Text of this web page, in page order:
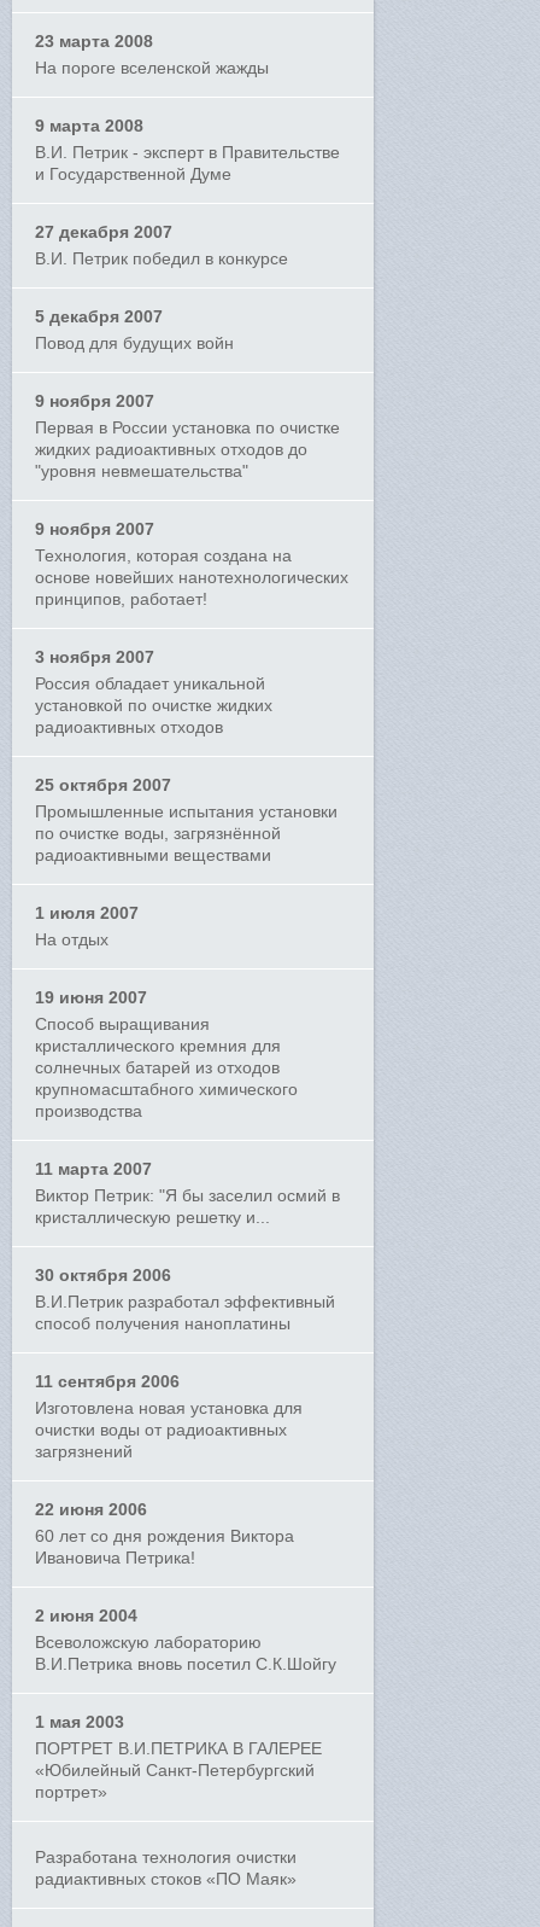
23 марта 2008
На пороге вселенской жажды
9 марта 2008
В.И. Петрик - эксперт в Правительстве
и Государственной Думе
27 декабря 2007
В.И. Петрик победил в конкурсе
5 декабря 2007
Повод для будущих войн
9 ноября 2007
Первая в России установка по очистке
жидких радиоактивных отходов до
"уровня невмешательства"
9 ноября 2007
Технология, которая создана на
основе новейших нанотехнологических
принципов, работает!
3 ноября 2007
Россия обладает уникальной
установкой по очистке жидких
радиоактивных отходов
25 октября 2007
Промышленные испытания установки
по очистке воды, загрязнённой
радиоактивными веществами
1 июля 2007
На отдых
19 июня 2007
Способ выращивания
кристаллического кремния для
солнечных батарей из отходов
крупномасштабного химического
производства
11 марта 2007
Виктор Петрик: "Я бы заселил осмий в
кристаллическую решетку и...
30 октября 2006
В.И.Петрик разработал эффективный
способ получения наноплатины
11 сентября 2006
Изготовлена новая установка для
очистки воды от радиоактивных
загрязнений
22 июня 2006
60 лет со дня рождения Виктора
Ивановича Петрика!
2 июня 2004
Всеволожскую лабораторию
В.И.Петрика вновь посетил С.К.Шойгу
1 мая 2003
ПОРТРЕТ В.И.ПЕТРИКА В ГАЛЕРЕЕ
«Юбилейный Санкт-Петербургский
портрет»
Разработана технология очистки
радиактивных стоков «ПО Маяк»